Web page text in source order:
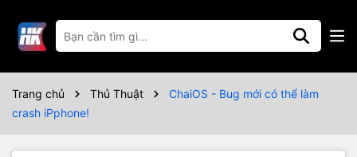
Trang chủ Thủ Thuật
ChaiOS - Bug mới có thể làm
crash iPphone!